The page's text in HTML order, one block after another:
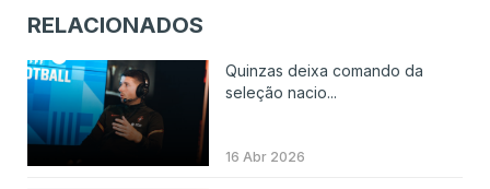
RELACIONADOS
Quinzas deixa comando da
seleção nacio...
16 Abr 2026